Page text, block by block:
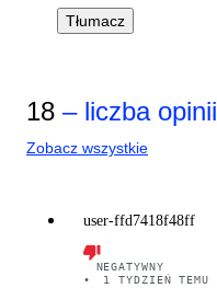
Tłumacz
18 – liczba opinii
Zobacz wszystkie
user-ffd7418f48ff
NEGATYWNY
•
1 TYDZIEŃ TEMU